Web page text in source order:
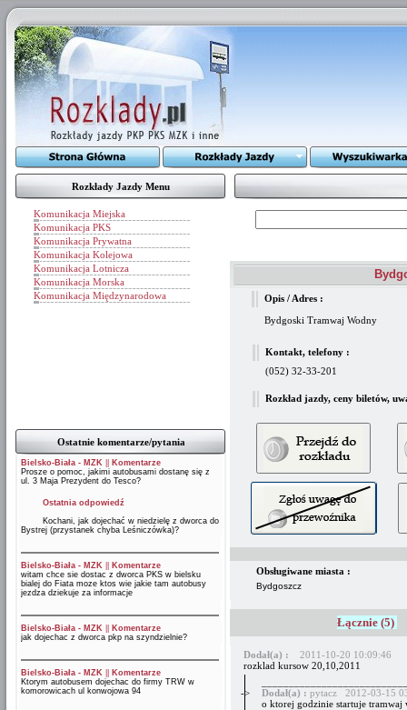
Rozkłady Jazdy Menu
Komunikacja Miejska
Komunikacja PKS
Komunikacja Prywatna
Komunikacja Kolejowa
Komunikacja Lotnicza
Komunikacja Morska
Komunikacja Międzynarodowa
Ostatnie komentarze/pytania
Bielsko-Biała - MZK
Komentarze
Prosze o pomoc, jakimi autobusami dostanę się z
ul. 3 Maja Prezydent do Tesco?
Ostatnia odpowiedź
Kochani, jak dojechać w niedzielę z dworca do
Bystrej (przystanek chyba Leśniczówka)?
Bielsko-Biała - MZK
Komentarze
witam chce sie dostac z dworca PKS w bielsku
bialej do Fiata moze ktos wie jakie tam autobusy
jezdza dziekuje za informacje
Bielsko-Biała - MZK
Komentarze
jak dojechac z dworca pkp na szyndzielnie?
Bielsko-Biała - MZK
Komentarze
Ktorym autobusem dojechac do firmy TRW w
komorowicach ul konwojowa 94
Opis / Adres :
Bydgoski Tramwaj Wodny
Kontakt, telefony :
(052) 32-33-201
Rozkład jazdy, ceny biletów,
Obsługiwane miasta :
Bydgoszcz
Łącznie (5)
Dodał(a) :
2011-10-20 10:09:46
rozklad kursow 20,10,2011
->
Dodał(a) : pytacz 2012-03-15
o ktorej godzinie startuje tramwaj